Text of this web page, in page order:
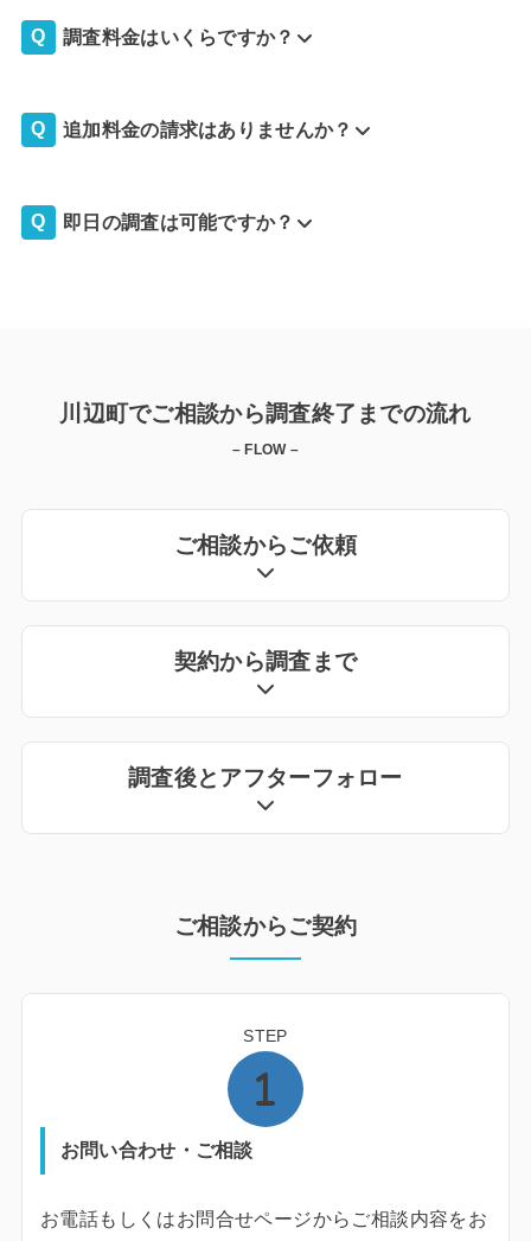
調査料金はいくらですか？
追加料金の請求はありませんか？
即日の調査は可能ですか？
川辺町でご相談から調査終了までの流れ
– FLOW –
ご相談からご依頼
契約から調査まで
調査後とアフターフォロー
ご相談からご契約
STEP
お問い合わせ・ご相談
お電話もしくはお問合せページからご相談内容をお